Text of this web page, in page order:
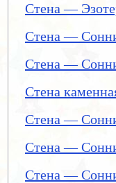
Стена —
Стена —
Стена —
Стена
Стена —
Стена —
Стена —